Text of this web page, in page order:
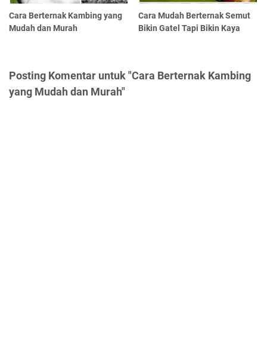
Cara Berternak Kambing yang
Mudah dan Murah
Cara Mudah Berternak Semut
Bikin Gatel Tapi Bikin Kaya
Posting Komentar untuk "Cara Berternak Kambing
yang Mudah dan Murah"